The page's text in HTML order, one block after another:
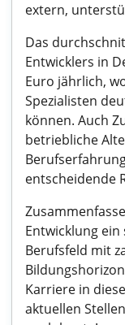
extern,
Das
Entwicklers in
Euro jährlich,
Spezialisten
können. Auch
betriebliche
entscheidende
Entwicklung
Berufsfeld mit
Karriere in
aktuellen